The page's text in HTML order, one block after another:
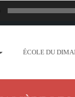
ÉCOLE DU